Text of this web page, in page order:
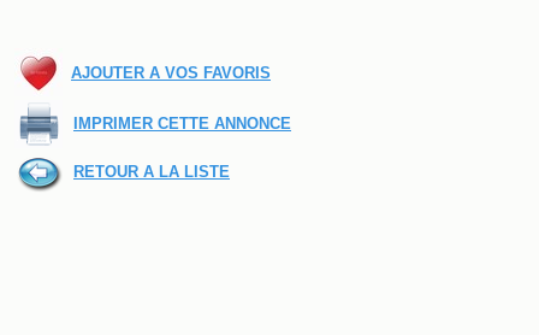
AJOUTER A VOS FAVORIS
IMPRIMER CETTE ANNONCE
RETOUR A LA LISTE